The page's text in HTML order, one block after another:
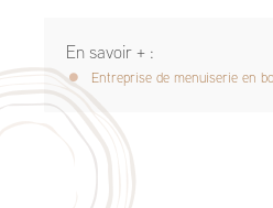
En savoir + :
Entreprise de menuiserie en